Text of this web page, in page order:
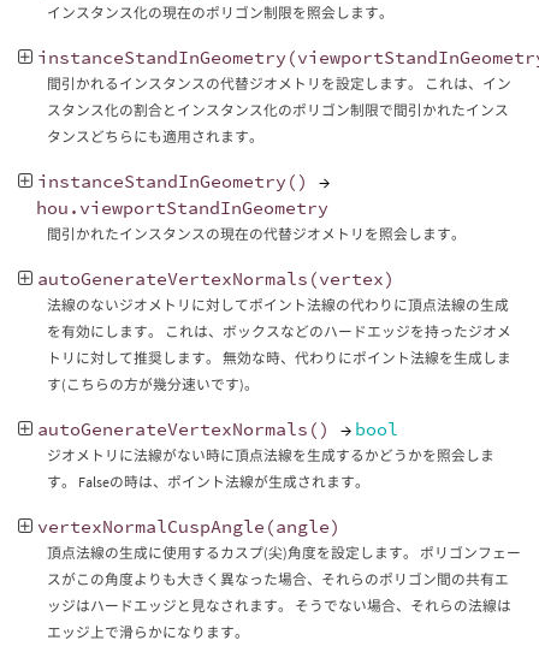
インスタンス化の現在のポリゴン制限を照会します。
instanceStandInGeometry (
間引かれるインスタンスの代替ジオメトリを設定します。 これは、イン
スタンス化の割合とインスタンス化のポリゴン制限で間引かれたインス
タンスどちらにも適用されます。
instanceStandInGeometry ()
→
hou . viewportStandInGeometry
間引かれたインスタンスの現在の代替ジオメトリを照会します。
autoGenerateVertexNormals (vertex)
法線のないジオメトリに対してポイント法線の代わりに頂点法線の生成
を有効にします。 これは、ボックスなどのハードエッジを持ったジオメ
トリに対して推奨します。 無効な時、代わりにポイント法線を生成しま
す(こちらの方が幾分速いです)。
autoGenerateVertexNormals () → bool
ジオメトリに法線がない時に頂点法線を生成するかどうかを照会しま
す。 Falseの時は、ポイント法線が生成されます。
vertexNormalCuspAngle (angle)
頂点法線の生成に使用するカスプ(尖)角度を設定します。 ポリゴンフェー
スがこの角度よりも大きく異なった場合、それらのポリゴン間の共有エ
ッジはハードエッジと見なされます。 そうでない場合、それらの法線は
エッジ上で滑らかになります。